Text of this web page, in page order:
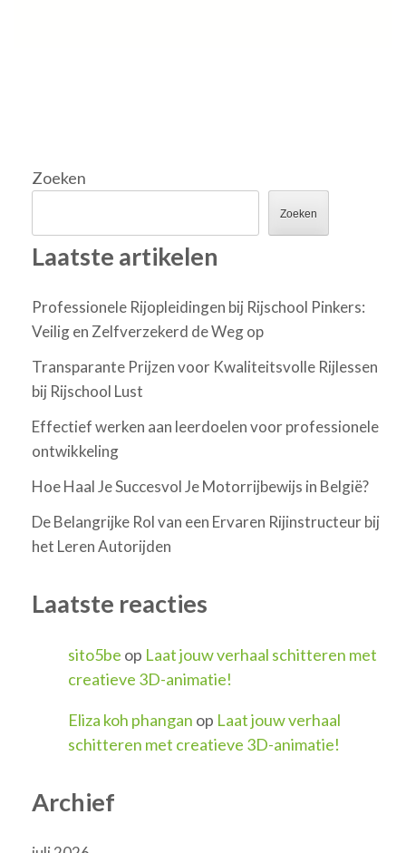
Zoeken
Zoeken
Laatste artikelen
Professionele Rijopleidingen bij Rijschool Pinkers:
Veilig en Zelfverzekerd de Weg op
Transparante Prijzen voor Kwaliteitsvolle Rijlessen
bij Rijschool Lust
Effectief werken aan leerdoelen voor professionele
ontwikkeling
Hoe Haal Je Succesvol Je Motorrijbewijs in België?
De Belangrijke Rol van een Ervaren Rijinstructeur bij
het Leren Autorijden
Laatste reacties
sito5be op Laat jouw verhaal schitteren met
creatieve 3D-animatie!
Eliza koh phangan op Laat jouw verhaal
schitteren met creatieve 3D-animatie!
Archief